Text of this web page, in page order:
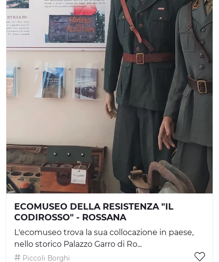
ECOMUSEO DELLA RESISTENZA "IL
CODIROSSO" - ROSSANA
L'ecomuseo trova la sua collocazione in paese,
nello storico Palazzo Garro di Ro...
Piccoli Borghi